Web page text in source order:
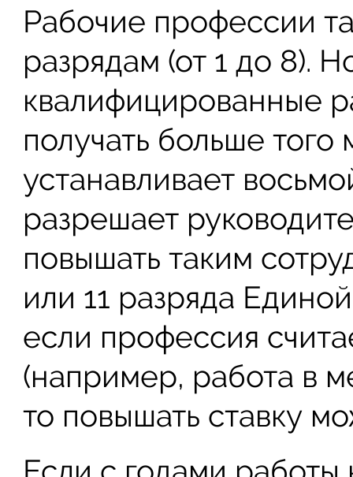
Рабочие профессии
разрядам (от 1 до 8).
квалифицированные
получать больше
устанавливает
разрешает
повышать таким
или 11 разряда
если профессия
(например, работа в
то повышать ставку